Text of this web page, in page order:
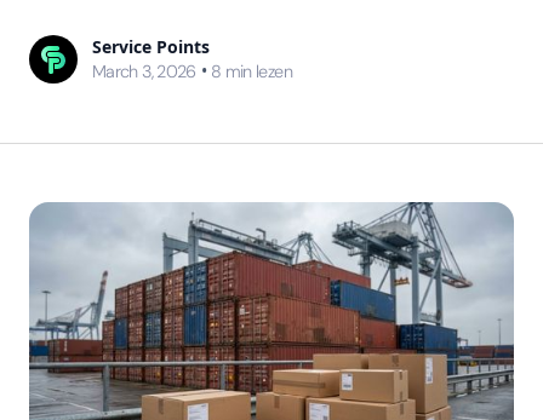
Service Points
March 3, 2026 • 8 min lezen